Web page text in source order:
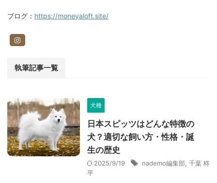
ブログ： https://moneyaloft.site/
執筆記事一覧
犬種
日本スピッツはどんな特徴の
犬？適切な飼い方・性格・誕
生の歴史
2025/9/19 nademo編集部, 千葉 柊
平